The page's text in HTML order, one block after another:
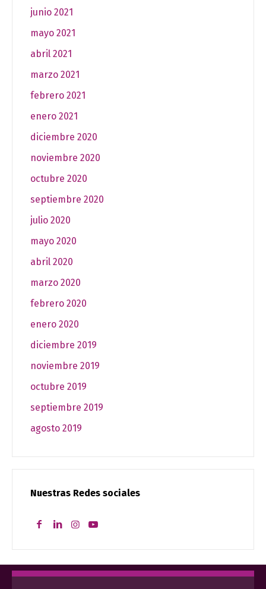
junio 2021
mayo 2021
abril 2021
marzo 2021
febrero 2021
enero 2021
diciembre 2020
noviembre 2020
octubre 2020
septiembre 2020
julio 2020
mayo 2020
abril 2020
marzo 2020
febrero 2020
enero 2020
diciembre 2019
noviembre 2019
octubre 2019
septiembre 2019
agosto 2019
Nuestras Redes sociales